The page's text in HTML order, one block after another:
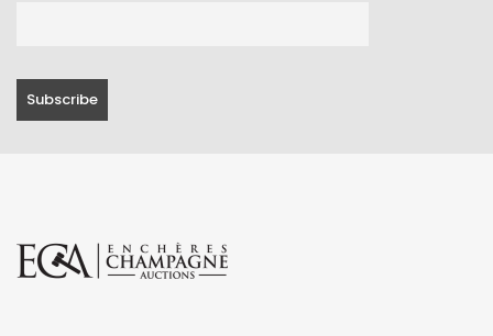
juin 2019
mai 2019